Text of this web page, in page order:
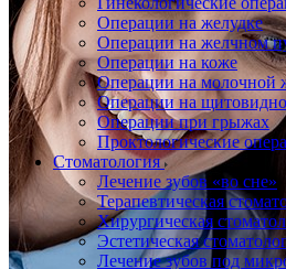
Операции на желудке
Операции на желчном
Операции на коже
Операции на молочной
Операции на
Операции при грыжах
Проктологические
Стоматология
Лечение зубов «во сне»
Терапевтическая
Хирургическая
Эстетическая
Лечение зубов под